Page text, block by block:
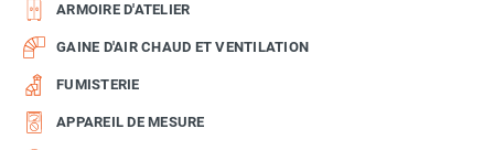
ARMOIRE D'ATELIER
GAINE D'AIR CHAUD ET VENTILATION
FUMISTERIE
APPAREIL DE MESURE